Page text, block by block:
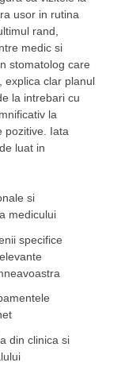
usor in rutina
rand,
medic si
stomatolog care
explica clar planul
la intrebari cu
la
pozitive. Iata
luat in
si
medicului
specifice
din clinica si